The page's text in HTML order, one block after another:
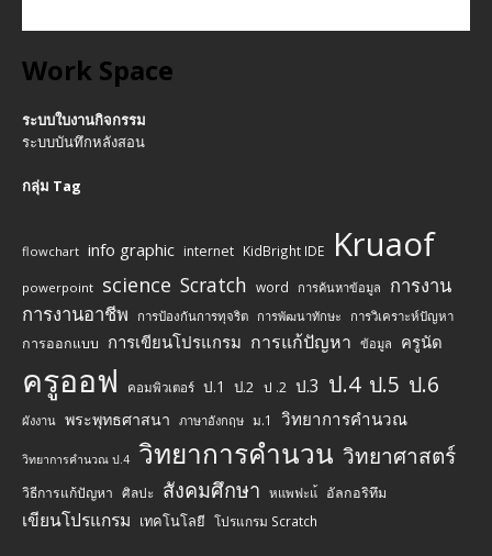
Work Space
ระบบใบงานกิจกรรม
ระบบบันทึกหลังสอน
กลุ่ม Tag
flowchart info graphic internet KidBright IDE Kruaof
powerpoint science Scratch word การค้นหาข้อมูล
การงาน
การงานอาชีพ
การป้องกันการทุจริต การพัฒนาทักษะ การวิเคราะห์ปัญหา
การออกแบบ การเขียนโปรแกรม การแก้ปัญหา ข้อมูล ครูนัด
ครูออฟ คอมพิวเตอร์ ป.1 ป.2 ป .2 ป.3 ป.4 ป.5 ป.6
ผังงาน พระพุทธศาสนา ภาษาอังกฤษ ม.1 วิทยาการคำนวณ
วิทยาการคำนวณ ป.4 วิทยาการคำนวน วิทยาศาสตร์
วิธีการแก้ปัญหา ศิลปะ สังคมศึกษา หแพฟะแ้ อัลกอริทึม
เขียนโปรแกรม เทคโนโลยี โปรแกรม Scratch